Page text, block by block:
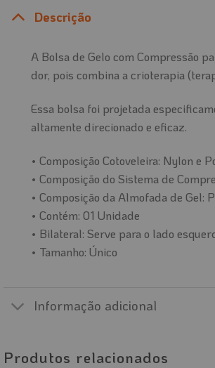
Descrição
A Bolsa de Gelo com Compressão
dor, pois combina a crioterapia
Essa bolsa foi projetada
altamente direcionado e eficaz.
• Composição Cotoveleira: Nylon e
• Composição do Sistema de
• Composição da Almofada de
• Contém: 01 Unidade
• Bilateral: Serve para o lado
• Tamanho: Único
Informação adicional
Produtos relacionados